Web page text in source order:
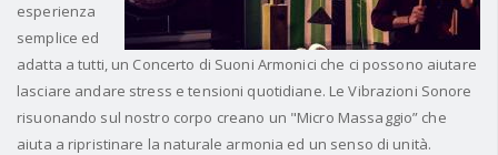
esperienza
semplice ed
adatta a tutti, un Concerto di Suoni Armonici che ci possono aiutare
lasciare andare stress e tensioni quotidiane. Le Vibrazioni Sonore
risuonando sul nostro corpo creano un "Micro Massaggio” che
aiuta a ripristinare la naturale armonia ed un senso di unità.